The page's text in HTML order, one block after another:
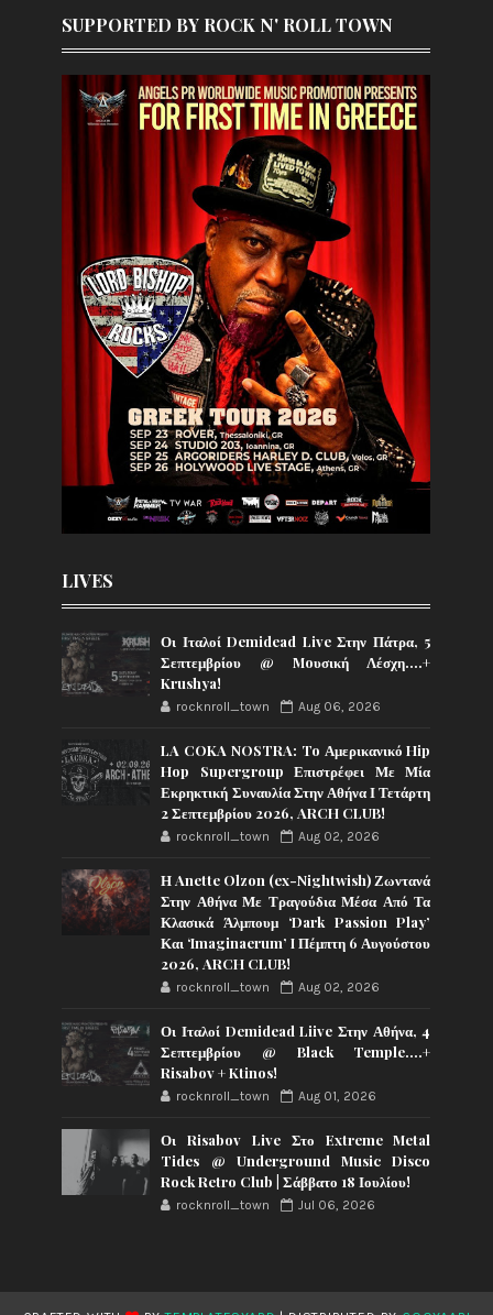
SUPPORTED BY ROCK N' ROLL TOWN
LIVES
Οι Ιταλοί Demidead Live Στην Πάτρα, 5
Σεπτεμβρίου @ Moυσική Λέσχη….+
Krushya!
rocknroll_town Aug 06, 2026
LA COKA NOSTRA: To Αμερικανικό Hip
Hop Supergroup Επιστρέφει Με Μία
Εκρηκτική Συναυλία Στην Αθήνα Ι Τετάρτη
2 Σεπτεμβρίου 2026, ARCH CLUB!
rocknroll_town Aug 02, 2026
Η Anette Olzon (ex-Nightwish) Ζωντανά
Στην Αθήνα Με Τραγούδια Μέσα Από Τα
Κλασικά Άλμπουμ ‘Dark Passion Play’
Και ‘Imaginaerum’ I Πέμπτη 6 Αυγούστου
2026, ARCH CLUB!
rocknroll_town Aug 02, 2026
Οι Ιταλοί Demidead Liive Στην Αθήνα, 4
Σεπτεμβρίου @ Black Temple….+
Risabov + Ktinos!
rocknroll_town Aug 01, 2026
Οι Risabov Live Στο Extreme Metal
Tides @ Underground Music Disco
Rock Retro Club | Σάββατο 18 Ιουλίου!
rocknroll_town Jul 06, 2026